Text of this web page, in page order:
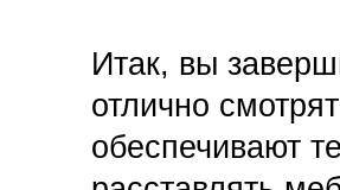
Итак, вы
отлично
обеспечивают